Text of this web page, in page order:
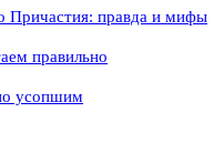
Причастия: правда и мифы
правильно
усопшим